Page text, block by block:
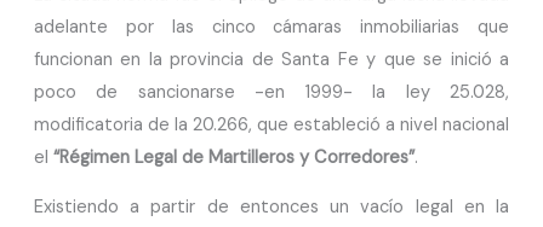
adelante por las cinco cámaras inmobiliarias que
funcionan en la provincia de Santa Fe y que se inició a
poco de sancionarse -en 1999- la ley 25.028,
modificatoria de la 20.266, que estableció a nivel nacional
el “Régimen Legal de Martilleros y Corredores”.
Existiendo a partir de entonces un vacío legal en la